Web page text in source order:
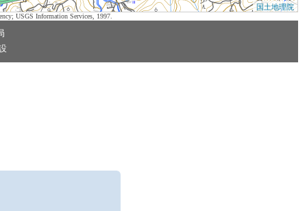
国土地理院
USGS Information Services, 1997.